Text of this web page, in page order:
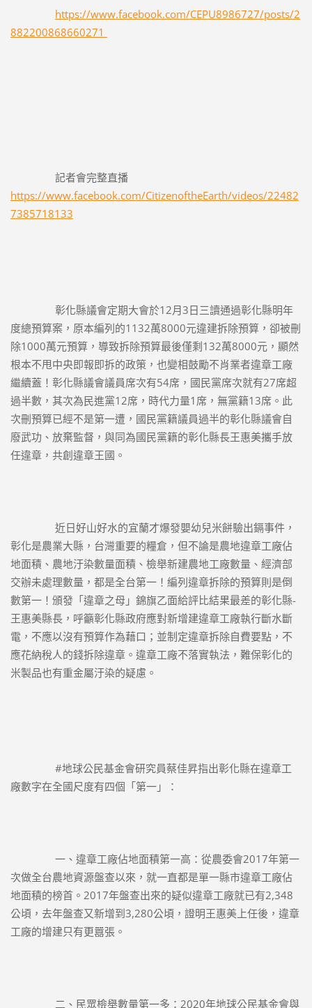
https://www.facebook.com/CEPU8986727/posts/2
882200868660271
		記者會完整直播
https://www.facebook.com/CitizenoftheEarth/videos/22482
7385718133
度總預算案，原本編列的1132萬8000元違建拆除預算，卻被刪
除1000萬元預算，導致拆除預算最後僅剩132萬8000元，顯然
根本不甩中央即報即拆的政策，也變相鼓勵不肖業者違章工廠
繼續蓋！彰化縣議會議員席次有54席，國民黨席次就有27席超
過半數，其次為民進黨12席，時代力量1席，無黨籍13席。此
次刪預算已經不是第一遭，國民黨籍議員過半的彰化縣議會自
廢武功、放棄監督，與同為國民黨籍的彰化縣長王惠美攜手放
任違章，共創違章王國。
彰化是農業大縣，台灣重要的糧倉，但不論是農地違章工廠佔
地面積、農地汙染數量面積、檢舉新建農地工廠數量、經濟部
交辦未處理數量，都是全台第一！編列違章拆除的預算則是倒
數第一！頒發「違章之母」錦旗乙面給評比結果最差的彰化縣-
王惠美縣長，呼籲彰化縣政府應對新增建違章工廠執行斷水斷
電，不應以沒有預算作為藉口；並制定違章拆除自費要點，不
應花納稅人的錢拆除違章。違章工廠不落實執法，難保彰化的
米製品也有重金屬汙染的疑慮。
廠數字在全國尺度有四個「第一」：
次做全台農地資源盤查以來，就一直都是單一縣市違章工廠佔
地面積的榜首。2017年盤查出來的疑似違章工廠就已有2,348
公頃，去年盤查又新增到3,280公頃，證明王惠美上任後，違章
工廠的增建只有更囂張。